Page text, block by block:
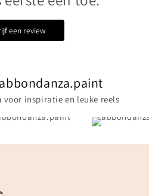
een review
voor inspiratie en leuke reels